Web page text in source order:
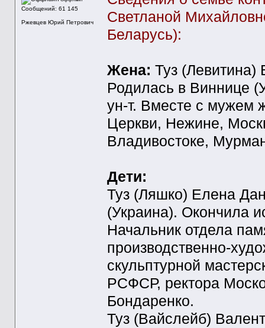
Сообщений: 61 145
Ржевцев Юрий Петрович
Светланой
Беларусь):
Жена: Туз
Родилась в Виннице
ун-т. Вместе с мужем
Церкви, Нежине,
Владивостоке,
Дети:
Туз (Ляшко) Елена
(Украина). Окончила
Начальник отдела
производственно-
скульптурной
РСФСР, ректора
Бондаренко.
Туз (Вайслейб)